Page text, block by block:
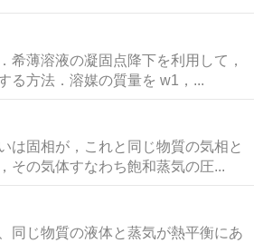
希薄溶液の凝固点降下を利用して，
る方法．溶媒の質量を w1，...
は固相が，これと同じ物質の気相と
その気体すなわち飽和蒸気の圧...
同じ物質の液体と蒸気が熱平衡にあ